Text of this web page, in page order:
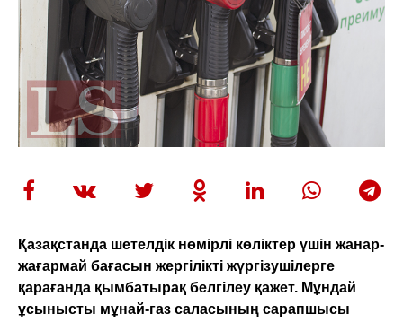
Қазақстанда шетелдік нөмірлі көліктер үшін жанар-
жағармай бағасын жергілікті жүргізушілерге
қарағанда қымбатырақ белгілеу қажет. Мұндай
ұсынысты мұнай-газ саласының сарапшысы